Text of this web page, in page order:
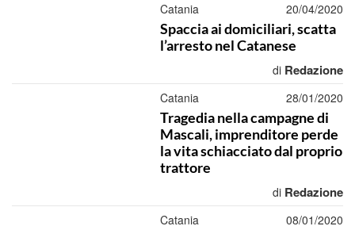
Catania 20/04/2020
Spaccia ai domiciliari, scatta
l’arresto nel Catanese
di Redazione
Catania 28/01/2020
Tragedia nella campagne di
Mascali, imprenditore perde
la vita schiacciato dal proprio
trattore
di Redazione
Catania 08/01/2020